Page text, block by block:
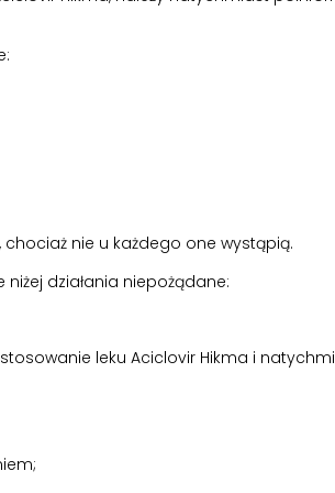
nie u każdego one wystąpią.
działania niepożądane:
leku Aciclovir Hikma i